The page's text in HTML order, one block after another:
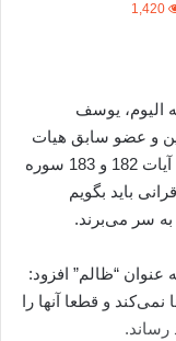
1,420
الیوم، یوسف
و عضو سابق هیات
علمای ارشد الازهر طی سخنانی با استناد به آیات 182 و 183 سوره
باید بگویم
به سر می‌برند.
“ظالم” افزود:
و قطعا آنها را
رساند.